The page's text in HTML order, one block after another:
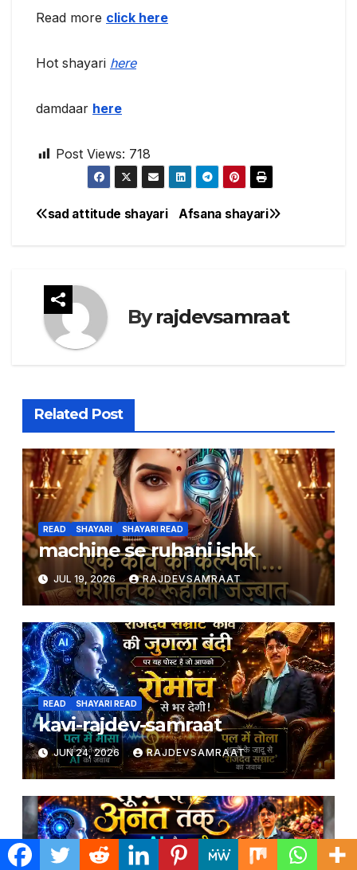
Read more click here
Hot shayari here
damdaar here
Post Views: 718
Post
Afsana shayari
sad attitude shayari
Byrajdevsamraat
Related Post
READ SHAYARI SHAYARI READ
machine se ruhani ishk
JUL 19, 2026 RAJDEVSAMRAAT
READ SHAYARI READ
kavi-rajdev-samraat
JUN 24, 2026 RAJDEVSAMRAAT
READ SHAYARI READ